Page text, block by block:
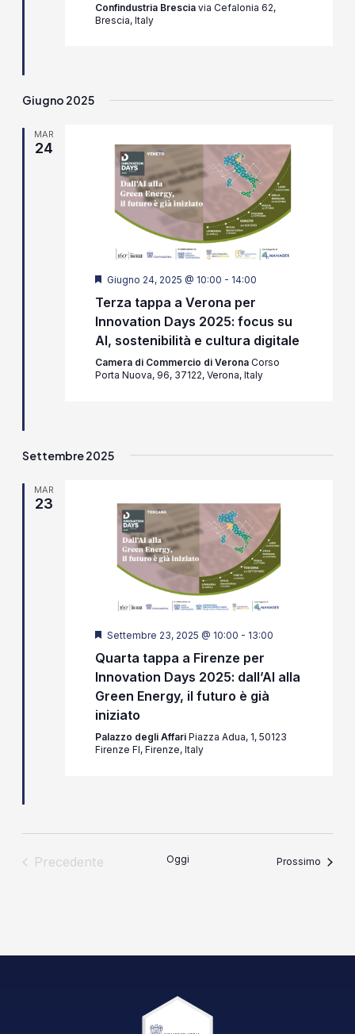
Confindustria Brescia via Cefalonia 62,
Brescia, Italy
Giugno 2025
MAR
24
Segnalati
Giugno 24, 2025 @ 10:00 - 14:00
Terza tappa a Verona per
Innovation Days 2025: focus su
AI, sostenibilità e cultura digitale
Camera di Commercio di Verona Corso
Porta Nuova, 96, 37122, Verona, Italy
Settembre 2025
MAR
23
Segnalati
Settembre 23, 2025 @ 10:00 - 13:00
Quarta tappa a Firenze per
Innovation Days 2025: dall’AI alla
Green Energy, il futuro è già
iniziato
Palazzo degli Affari Piazza Adua, 1, 50123
Firenze FI, Firenze, Italy
Precedente
Oggi ProssimoEventi